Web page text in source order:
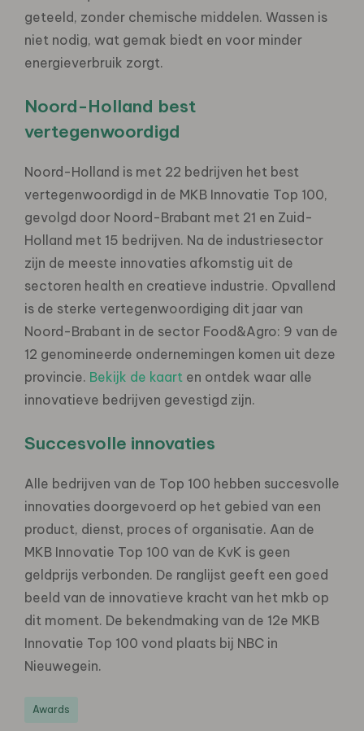
geteeld, zonder chemische middelen. Wassen is
niet nodig, wat gemak biedt en voor minder
energieverbruik zorgt.
Noord-Holland best
vertegenwoordigd
Noord-Holland is met 22 bedrijven het best
vertegenwoordigd in de MKB Innovatie Top 100,
gevolgd door Noord-Brabant met 21 en Zuid-
Holland met 15 bedrijven. Na de industriesector
zijn de meeste innovaties afkomstig uit de
sectoren health en creatieve industrie. Opvallend
is de sterke vertegenwoordiging dit jaar van
Noord-Brabant in de sector Food&Agro: 9 van de
12 genomineerde ondernemingen komen uit deze
provincie. Bekijk de kaart en ontdek waar alle
innovatieve bedrijven gevestigd zijn.
Succesvolle innovaties
Alle bedrijven van de Top 100 hebben succesvolle
innovaties doorgevoerd op het gebied van een
product, dienst, proces of organisatie. Aan de
MKB Innovatie Top 100 van de KvK is geen
geldprijs verbonden. De ranglijst geeft een goed
beeld van de innovatieve kracht van het mkb op
dit moment. De bekendmaking van de 12e MKB
Innovatie Top 100 vond plaats bij NBC in
Nieuwegein.
Awards